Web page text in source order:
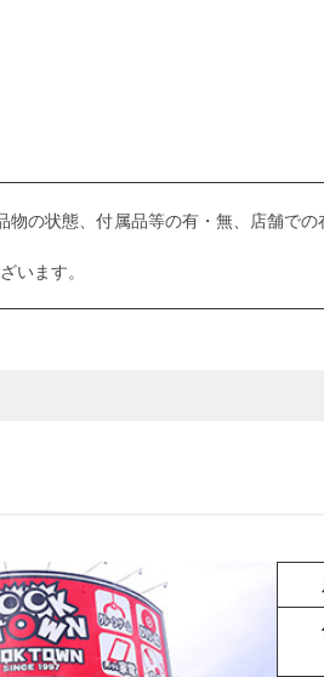
の状態、付属品等の有・無、店舗で
います。